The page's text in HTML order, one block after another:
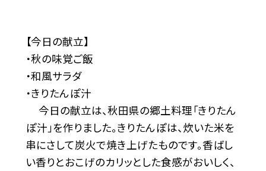
【今日の献立】
・秋の味覚ご飯
・和風サラダ
・きりたんぽ汁
今日の献立は、秋田県の郷土料理「きりたん
ぽ汁」を作りました。きりたんぽは、炊いた米を
串にさして炭火で焼き上げたものです。香ばし
い香りとおこげのカリッとした食感がおいしく、